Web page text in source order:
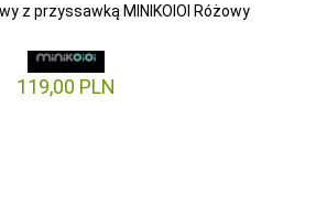
z przyssawką MINIKOIOI Różowy
119,00 PLN